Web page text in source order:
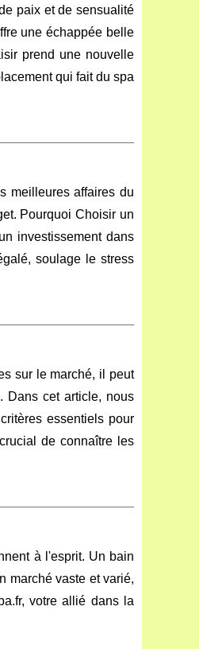
paix et de sensualité
une échappée belle
prend une nouvelle
qui fait du spa
meilleures affaires du
Pourquoi Choisir un
investissement dans
soulage le stress
sur le marché, il peut
Dans cet article, nous
essentiels pour
de connaître les
à l'esprit. Un bain
marché vaste et varié,
votre allié dans la